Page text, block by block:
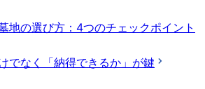
地の選び方：4つのチェックポイント
でなく「納得できるか」が鍵